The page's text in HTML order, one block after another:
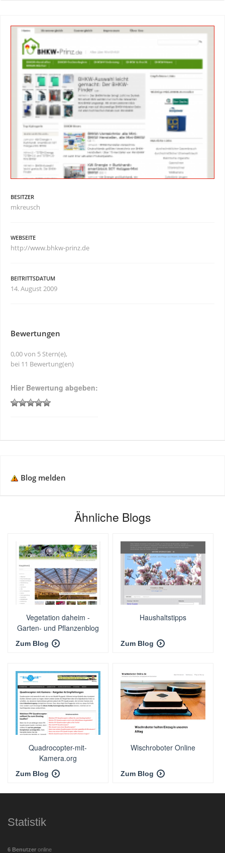
BESITZER
mkreusch
WEBSEITE
http://www.bhkw-prinz.de
BEITRITTSDATUM
14. August 2009
Bewertungen
0,00 von 5 Stern(e),
bei 11 Bewertung(en)
Hier Bewertung abgeben:
Blog melden
Ähnliche Blogs
Vegetation daheim -
Garten- und Pflanzenblog
Zum Blog
Haushaltstipps
Zum Blog
Quadrocopter-mit-
Kamera.org
Zum Blog
Wischroboter Online
Zum Blog
Statistik
6 Benutzer online